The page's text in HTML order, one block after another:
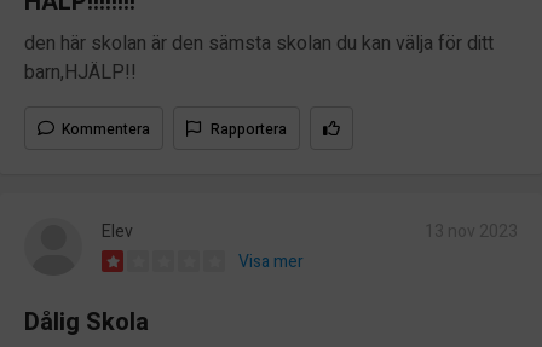
den här skolan är den sämsta skolan du kan välja för ditt
barn,HJÄLP!!
Kommentera Rapportera
Elev
Visa mer
Dålig Skola